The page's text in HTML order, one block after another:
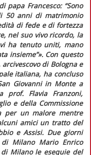
papa Francesco: “Sono
50 anni di matrimonio
di fede e di fortezza
nel suo vivo ricordo, la
ha tenuto uniti, mano
insieme”». Con questo
di Bologna e
italiana, ha concluso
Giovanni in Monte a
prof. Flavia Franzoni,
e della Commissione
per un malore mentre
amici un tratto del
e Assisi. Due giorni
Milano Mario Enrico
Milano le esequie del